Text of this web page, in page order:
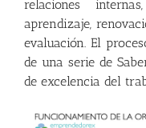
relaciones
aprendizaje,
evaluación. El
de una serie de
de excelencia del